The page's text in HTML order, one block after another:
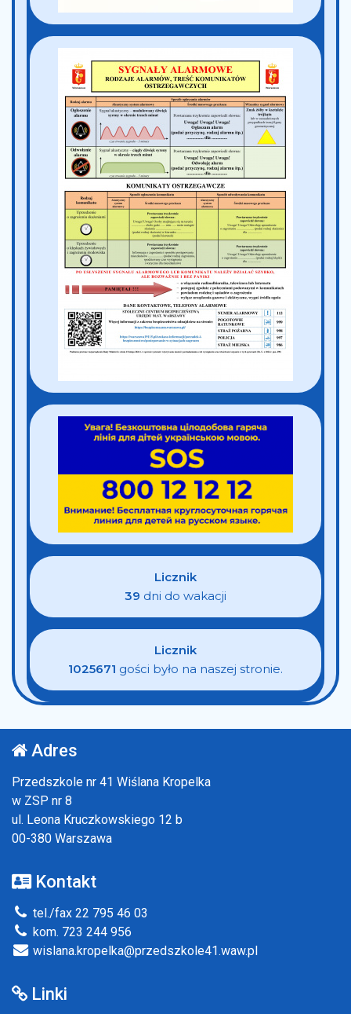
Licznik
39 dni do wakacji
Licznik
1025671 gości było na naszej stronie.
Adres
Przedszkole nr 41 Wiślana Kropelka
w ZSP nr 8
ul. Leona Kruczkowskiego 12 b
00-380 Warszawa
Kontakt
tel./fax 22 795 46 03
kom. 723 244 956
wislana.kropelka@przedszkole41.waw.pl
Linki